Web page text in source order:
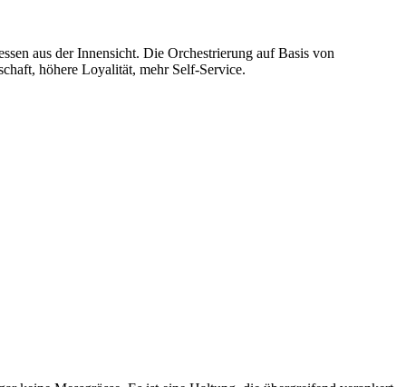
aus der Innensicht. Die Orchestrierung auf Basis von
höhere Loyalität, mehr Self-Service.